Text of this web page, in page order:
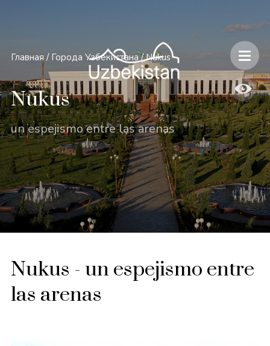
Главная / Города Узбекистана / Nukus
Nukus
un espejismo entre las arenas
Nukus - un espejismo entre
las arenas